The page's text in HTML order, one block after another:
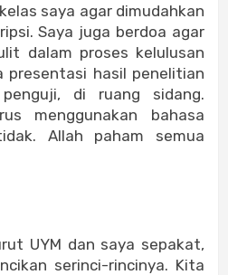
saya agar dimudahkan
Saya juga berdoa agar
dalam proses kelulusan
hasil penelitian
di ruang sidang.
menggunakan bahasa
Allah paham semua
UYM dan saya sepakat,
serinci-rincinya. Kita